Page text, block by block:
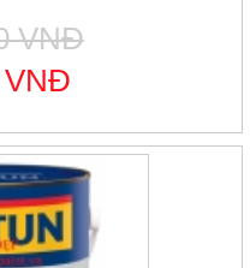
VNĐ
VNĐ